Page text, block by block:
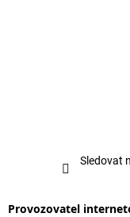
Sledovat
Provozovatel